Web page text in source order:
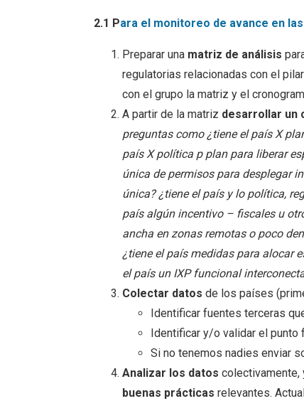
2.1 Para el monitoreo de avance en
Preparar una matriz de análisis
regulatorias relacionadas con el
con el grupo la matriz y el
A partir de la matriz desarrollar un
preguntas como ¿tiene el país X
país X política p plan para liberar
única de permisos para desplegar
única? ¿tiene el país y lo política,
país algún incentivo – fiscales u
ancha en zonas remotas o poco
¿tiene el país medidas para alocar
el país un IXP funcional
Colectar datos de los países
Identificar fuentes terceras
Identificar y/o validar el
Si no tenemos nadies enviar
Analizar los datos
buenas prácticas relevantes.